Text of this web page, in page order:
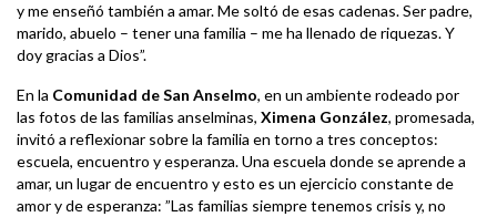
y me enseñó también a amar. Me soltó de esas cadenas. Ser padre,
marido, abuelo – tener una familia – me ha llenado de riquezas. Y
doy gracias a Dios”.
En la Comunidad de San Anselmo, en un ambiente rodeado por
las fotos de las familias anselminas, Ximena González, promesada,
invitó a reflexionar sobre la familia en torno a tres conceptos:
escuela, encuentro y esperanza. Una escuela donde se aprende a
amar, un lugar de encuentro y esto es un ejercicio constante de
amor y de esperanza: ”Las familias siempre tenemos crisis y, no